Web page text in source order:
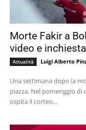
Morte Fakir a
video e inchiesta
Attualità Luigi Alberto
Una settimana dopo la
piazza. Nel pomeriggio di
ospita il corteo...